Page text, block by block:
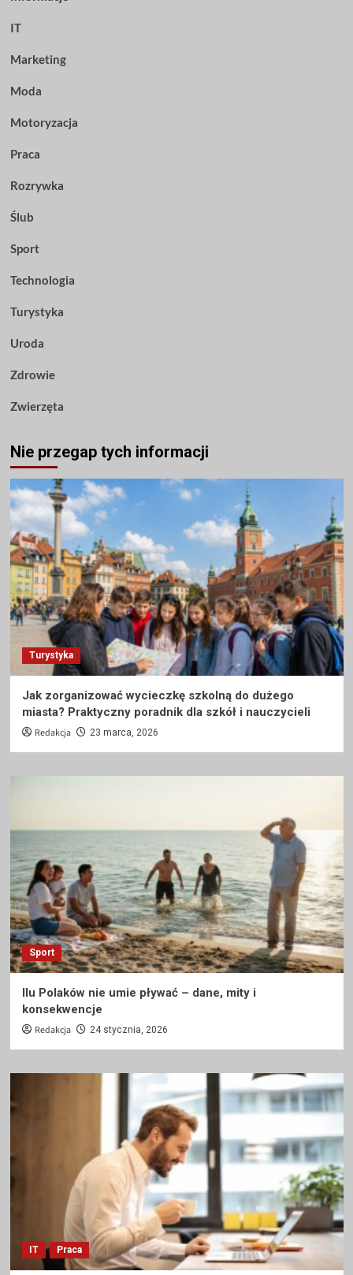
IT
Marketing
Moda
Motoryzacja
Praca
Rozrywka
Ślub
Sport
Technologia
Turystyka
Uroda
Zdrowie
Zwierzęta
Nie przegap tych informacji
Turystyka
Jak zorganizować wycieczkę szkolną do dużego
miasta? Praktyczny poradnik dla szkół i nauczycieli
Redakcja 23 marca, 2026
Sport
Ilu Polaków nie umie pływać – dane, mity i
konsekwencje
Redakcja 24 stycznia, 2026
IT Praca